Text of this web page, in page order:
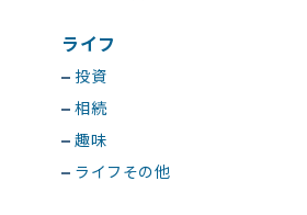
ライフ
投資
相続
趣味
ライフその他